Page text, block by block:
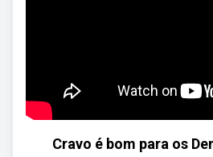
Cravo é bom para os